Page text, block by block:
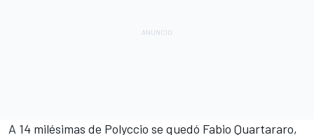
A 14 milésimas de Polyccio se quedó Fabio Quartararo,